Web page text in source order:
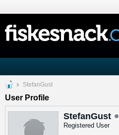
StefanGust
User Profile
StefanGust
Registered User